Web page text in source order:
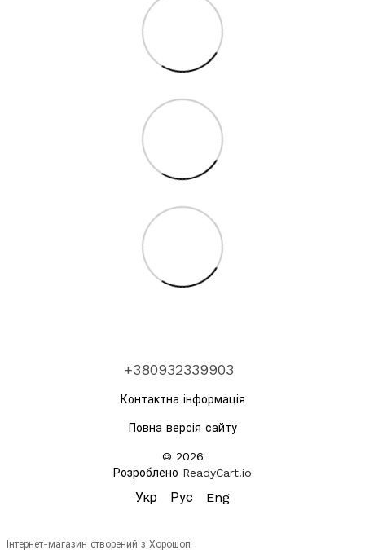
+380932339903
Контактна інформація
Повна версія сайту
© 2026
Розроблено ReadyCart.io
Укр Рус Eng
Інтернет-магазин створений з Хорошоп